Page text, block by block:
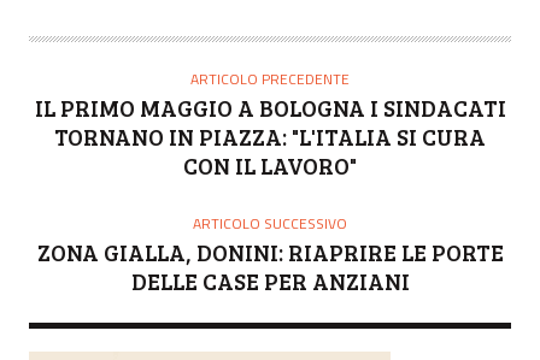
T
R
ARTICOLO PRECEDENTE
IL PRIMO MAGGIO A BOLOGNA I SINDACATI
TORNANO IN PIAZZA: "L'ITALIA SI CURA
CON IL LAVORO"
ARTICOLO SUCCESSIVO
ZONA GIALLA, DONINI: RIAPRIRE LE PORTE
DELLE CASE PER ANZIANI